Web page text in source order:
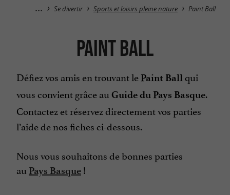
Se divertir Sports et loisirs pleine nature Paint Ball
Paint Ball
Défiez vos amis en trouvant le Paint Ball qui
vous convient grâce au Guide du Pays Basque.
Contactez et réservez directement vos parties
l’aide de nos fiches ci-dessous.
Nous vous souhaitons de bonnes parties
au Pays Basque !